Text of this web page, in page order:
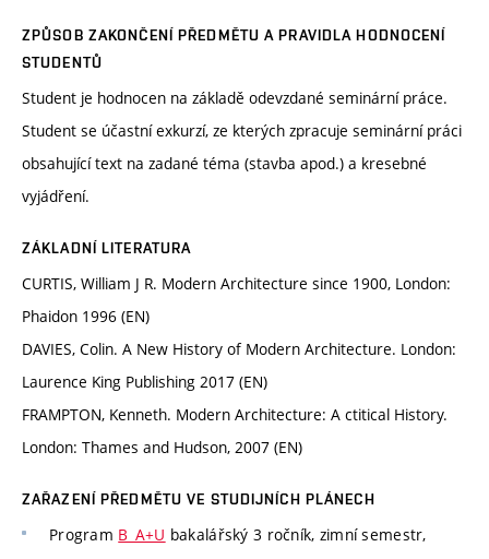
ZPŮSOB ZAKONČENÍ PŘEDMĚTU A PRAVIDLA HODNOCENÍ
STUDENTŮ
Student je hodnocen na základě odevzdané seminární práce.
Student se účastní exkurzí, ze kterých zpracuje seminární práci
obsahující text na zadané téma (stavba apod.) a kresebné
vyjádření.
ZÁKLADNÍ LITERATURA
CURTIS, William J R. Modern Architecture since 1900, London:
Phaidon 1996 (EN)
DAVIES, Colin. A New History of Modern Architecture. London:
Laurence King Publishing 2017 (EN)
FRAMPTON, Kenneth. Modern Architecture: A ctitical History.
London: Thames and Hudson, 2007 (EN)
ZAŘAZENÍ PŘEDMĚTU VE STUDIJNÍCH PLÁNECH
Program B_A+U bakalářský 3 ročník, zimní semestr,